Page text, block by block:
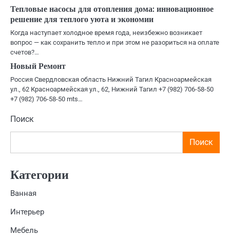
Тепловые насосы для отопления дома: инновационное
решение для теплого уюта и экономии
Когда наступает холодное время года, неизбежно возникает
вопрос — как сохранить тепло и при этом не разориться на оплате
счетов?…
Новый Ремонт
Россия Свердловская область Нижний Тагил Красноармейская
ул., 62 Красноармейская ул., 62, Нижний Тагил +7 (982) 706-58-50
+7 (982) 706-58-50 mts…
Поиск
Поиск
Категории
Ванная
Интерьер
Мебель